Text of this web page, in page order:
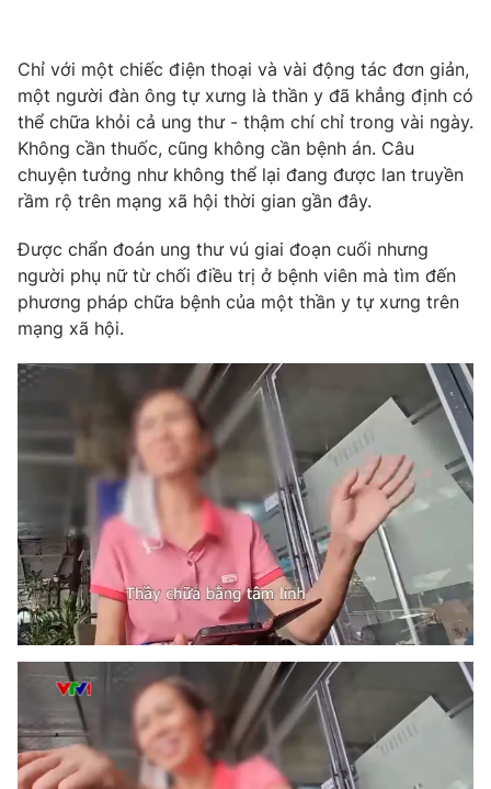
Câu chuyện quốc tế
Thị trường
Góc doanh nghiệp
Dữ liệu và đời sống
Truyền hình
Phim VTV
Nhân vật
Khán giả
Giải trí
Điện ảnh
Âm nhạc
Sao
Đời sống
Du lịch
Chất lượng cuộc sống
Giáo dục
Tuyển sinh
Học trực tuyến
Công nghệ
Hitech Công nghệ tương lai
Sản phẩm
Thị trường
Tư vấn
Giao lưu trực tuyến
Lịch phát sóng
Chuyên mục khác
Emagazine Podcast
Photo Infographic
Video Shorts video
Chỉ với một chiếc điện thoại và vài động tác đơn giản,
một người đàn ông tự xưng là thần y đã khẳng định có
thể chữa khỏi cả ung thư - thậm chí chỉ trong vài ngày.
Không cần thuốc, cũng không cần bệnh án. Câu
chuyện tưởng như không thể lại đang được lan truyền
rầm rộ trên mạng xã hội thời gian gần đây.
Được chẩn đoán ung thư vú giai đoạn cuối nhưng
người phụ nữ từ chối điều trị ở bệnh viên mà tìm đến
phương pháp chữa bệnh của một thần y tự xưng trên
mạng xã hội.